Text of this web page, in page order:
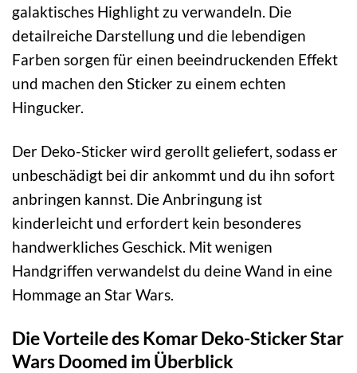
galaktisches Highlight zu verwandeln. Die
detailreiche Darstellung und die lebendigen
Farben sorgen für einen beeindruckenden Effekt
und machen den Sticker zu einem echten
Hingucker.
Der Deko-Sticker wird gerollt geliefert, sodass er
unbeschädigt bei dir ankommt und du ihn sofort
anbringen kannst. Die Anbringung ist
kinderleicht und erfordert kein besonderes
handwerkliches Geschick. Mit wenigen
Handgriffen verwandelst du deine Wand in eine
Hommage an Star Wars.
Die Vorteile des Komar Deko-Sticker Star
Wars Doomed im Überblick